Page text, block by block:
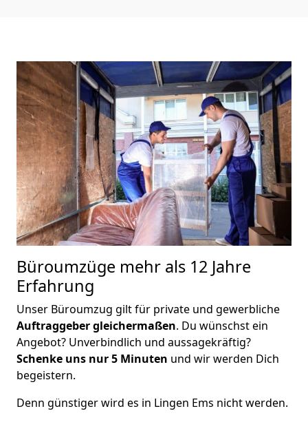
Büroumzüge mehr als 12 Jahre
Erfahrung
Unser Büroumzug gilt für private und gewerbliche
Auftraggeber gleichermaßen. Du wünschst ein
Angebot? Unverbindlich und aussagekräftig?
Schenke uns nur 5 Minuten und wir werden Dich
begeistern.
Denn günstiger wird es in Lingen Ems nicht werden.